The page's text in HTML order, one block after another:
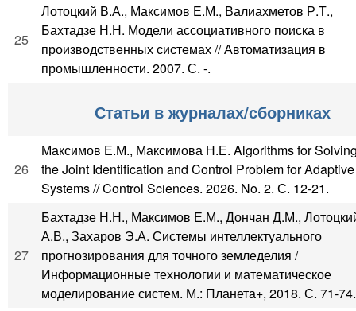
25
Лотоцкий В.А., Максимов Е.М., Валиахметов Р.Т.,
Бахтадзе Н.Н. Модели ассоциативного поиска в
производственных системах // Автоматизация в
промышленности. 2007. С. -.
Статьи в журналах/сборниках
26
Максимов Е.М., Максимова Н.Е. Algorithms for
the Joint Identification and Control Problem for Adaptive
Systems // Control Sciences. 2026. No. 2. С. 12-21.
27
Бахтадзе Н.Н., Максимов Е.М., Дончан Д.М.,
А.В., Захаров Э.А. Системы интеллектуального
прогнозирования для точного земледелия /
Информационные технологии и математическое
моделирование систем. М.: Планета+, 2018. С. 71-74.